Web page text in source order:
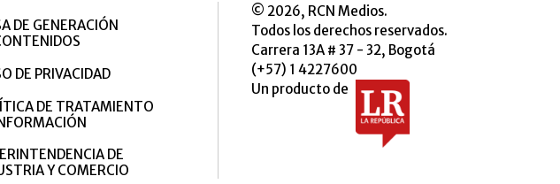
DE GENERACIÓN
DE PRIVACIDAD
DE TRATAMIENTO
DE
Y COMERCIO
© 2026, RCN Medios.
Todos los derechos reservados.
Carrera 13A # 37 - 32, Bogotá
(+57) 1 4227600
Un producto de